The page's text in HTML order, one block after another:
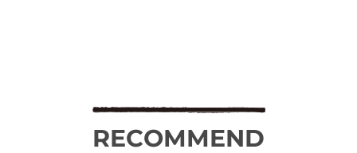
RECOMMEND